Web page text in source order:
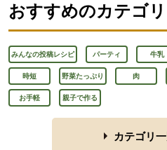
おすすめのカテゴリ
みんなの投稿レシピ パーティ 牛乳
時短 野菜たっぷり 肉
お手軽 親子で作る
カテゴリ